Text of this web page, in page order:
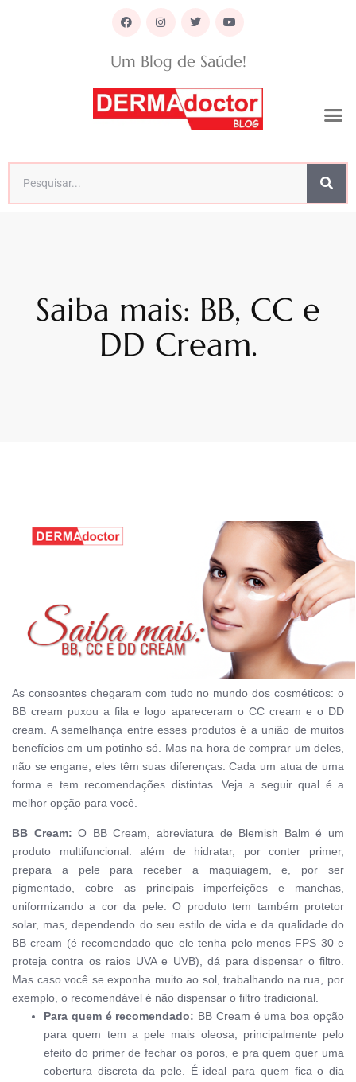
Um Blog de Saúde!
Saiba mais: BB, CC e
DD Cream.
As consoantes chegaram com tudo no mundo dos cosméticos: o
BB cream puxou a fila e logo apareceram o CC cream e o DD
cream. A semelhança entre esses produtos é a união de muitos
benefícios em um potinho só. Mas na hora de comprar um deles,
não se engane, eles têm suas diferenças. Cada um atua de uma
forma e tem recomendações distintas. Veja a seguir qual é a
melhor opção para você.
BB Cream:O BB Cream, abreviatura de Blemish Balm é um
produto multifuncional: além de hidratar, por conter primer,
prepara a pele para receber a maquiagem, e, por ser
pigmentado, cobre as principais imperfeições e manchas,
uniformizando a cor da pele.O produto tem também protetor
solar, mas, dependendo do seu estilo de vida e da qualidade do
BB cream (é recomendado que ele tenha pelo menos FPS 30 e
proteja contra os raios UVA e UVB), dá para dispensar o filtro.
Mas caso você se exponha muito ao sol, trabalhando na rua, por
exemplo, o recomendável é não dispensar o filtro tradicional.
Para quem é recomendado: BB Cream é uma boa opção
para quem tem a pele mais oleosa, principalmente pelo
efeito do primer de fechar os poros, e pra quem quer uma
cobertura discreta da pele. É ideal para quem fica o dia